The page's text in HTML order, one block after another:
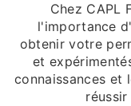
Chez CAPL
l'importance
obtenir votre
et
connaissances et